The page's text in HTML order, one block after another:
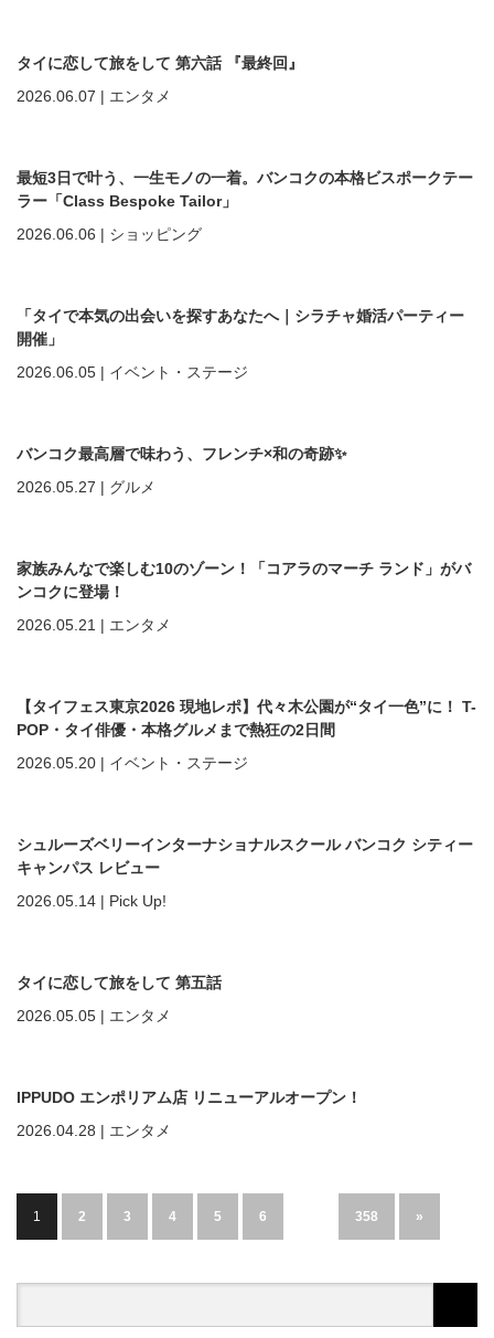
タイに恋して旅をして 第六話 『最終回』
2026.06.07 | エンタメ
最短3日で叶う、一生モノの一着。バンコクの本格ビスポークテー
ラー「Class Bespoke Tailor」
2026.06.06 | ショッピング
「タイで本気の出会いを探すあなたへ｜シラチャ婚活パーティー
開催」
2026.06.05 | イベント・ステージ
バンコク最高層で味わう、フレンチ×和の奇跡✨
2026.05.27 | グルメ
家族みんなで楽しむ10のゾーン！「コアラのマーチ ランド」がバ
ンコクに登場！
2026.05.21 | エンタメ
【タイフェス東京2026 現地レポ】代々木公園が“タイ一色”に！ T-
POP・タイ俳優・本格グルメまで熱狂の2日間
2026.05.20 | イベント・ステージ
シュルーズベリーインターナショナルスクール バンコク シティー
キャンパス レビュー
2026.05.14 | Pick Up!
タイに恋して旅をして 第五話
2026.05.05 | エンタメ
IPPUDO エンポリアム店 リニューアルオープン！
2026.04.28 | エンタメ
1 2 3 4 5 6 358 »